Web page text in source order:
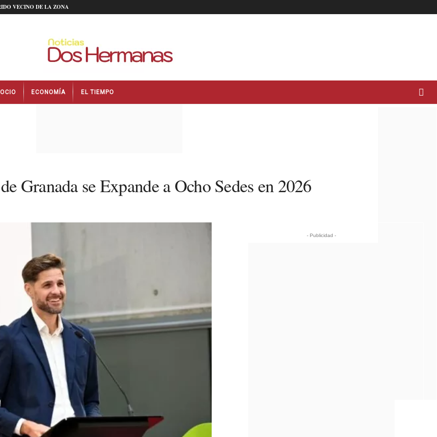
VECINO DE LA ZONA
OCIO ECONOMÍA EL TIEMPO
Granada se Expande a Ocho Sedes en 2026
- Publicidad -